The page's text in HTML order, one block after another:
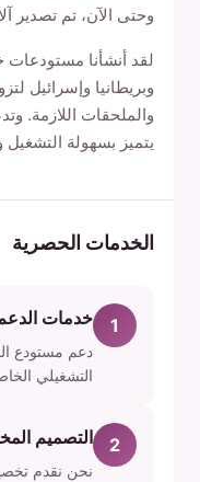
وحتى الآن، تم تصدير آلاتنا
لقد أنشأنا مستودعات
وبريطانيا وإسرائيل
والملحقات اللازمة.
يتميز بسهولة
الخدمات الحصرية
1 خدمات
دعم مستودع
التشغيلي
2 التصميم
نحن نقدم